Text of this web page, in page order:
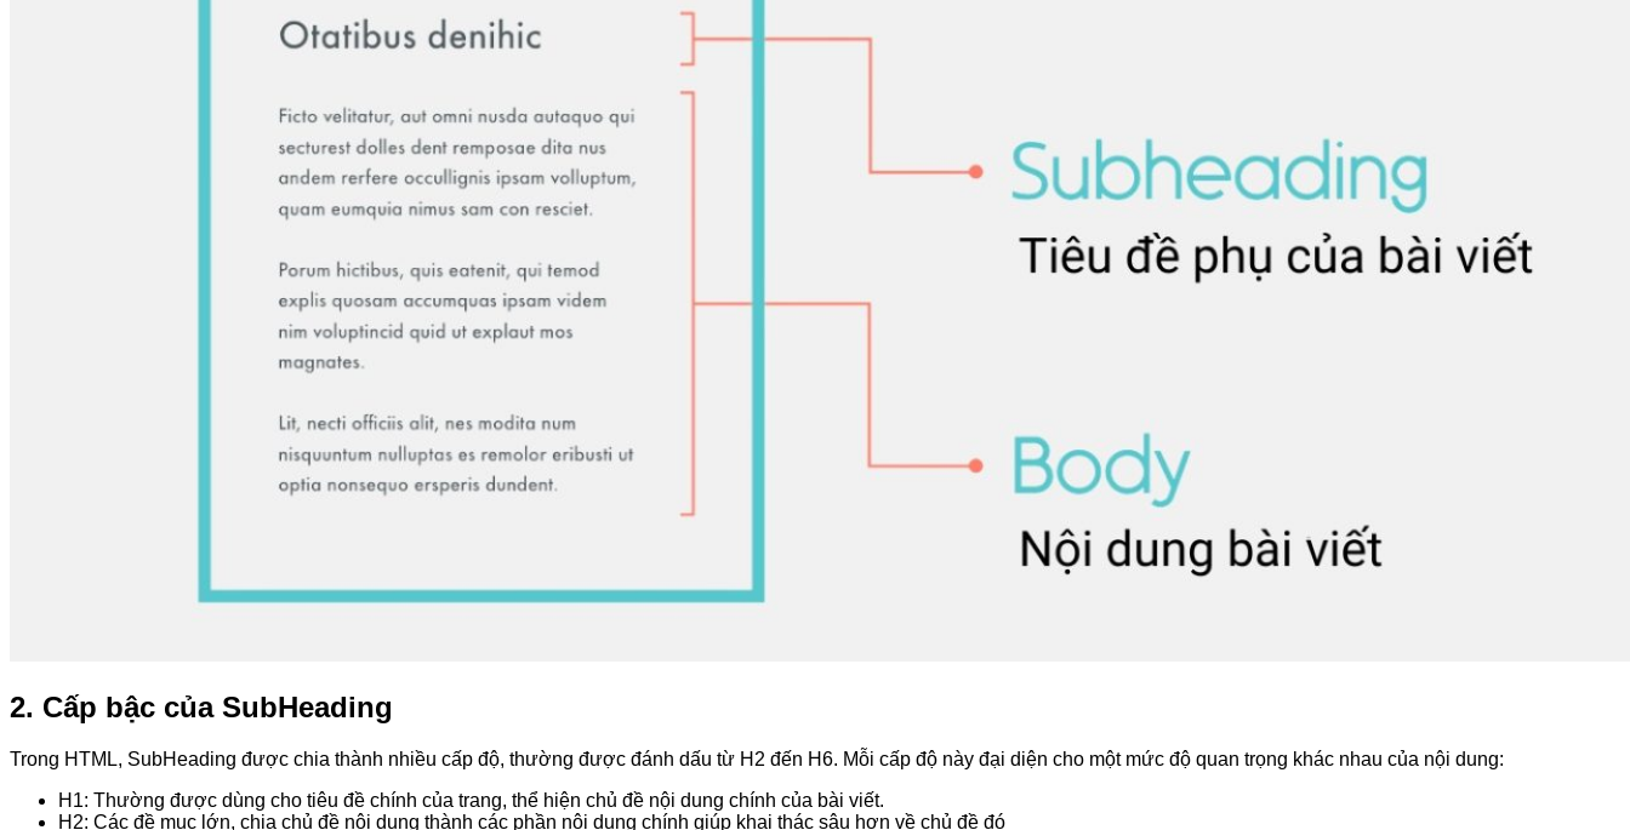
2. Cấp bậc của SubHeading
Trong HTML, SubHeading được chia thành nhiều cấp độ, thường được đánh dấu từ H2 đến H6. Mỗi cấp độ này đại diện cho một mức độ quan trọng khác nhau của nội dung:
H1: Thường được dùng cho tiêu đề chính của trang, thể hiện chủ đề nội dung chính của bài viết.
H2: Các đề mục lớn, chia chủ đề nội dung thành các phần nội dung chính giúp khai thác sâu hơn về chủ đề đó